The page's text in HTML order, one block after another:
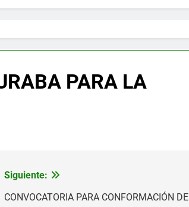
PARA LA
Siguiente:
CONVOCATORIA PARA CONFORMACIÓN DE